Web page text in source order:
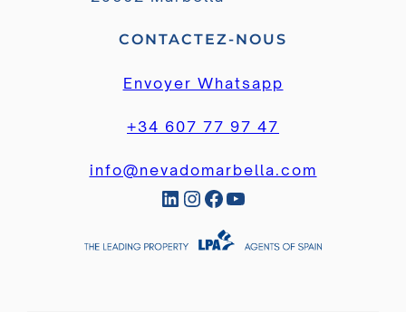
CONTACTEZ-NOUS
Envoyer Whatsapp
+34 607 77 97 47
info@nevadomarbella.com
LinkedIn InstagramFacebook YouTube